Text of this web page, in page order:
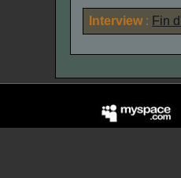
Interview: Fin